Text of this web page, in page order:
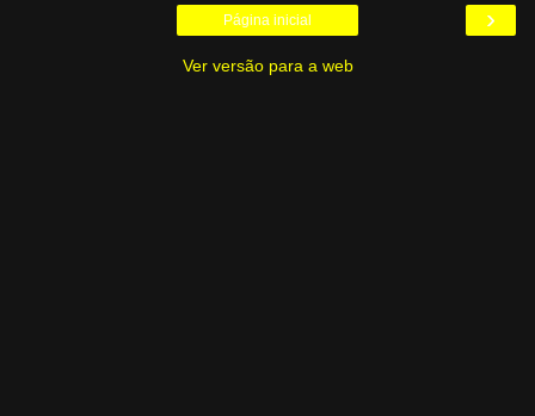
›
Página inicial
Ver versão para a web